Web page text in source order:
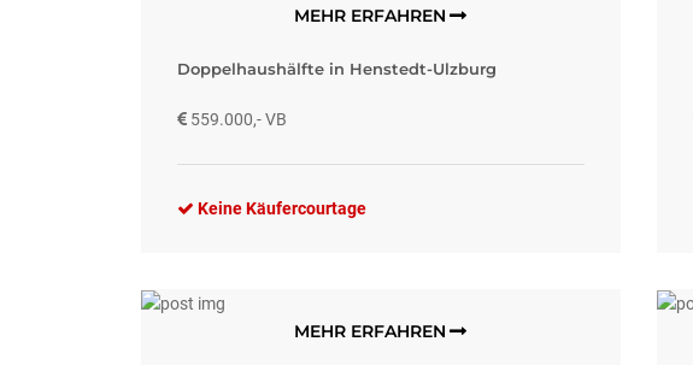
MEHR ERFAHREN
Doppelhaushälfte in Henstedt-Ulzburg
559.000,- VB
Keine Käufercourtage
MEHR ERFAHREN